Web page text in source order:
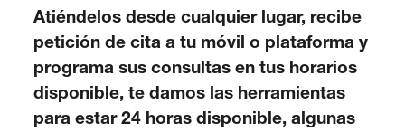
Atiéndelos desde cualquier lugar, recibe
petición de cita a tu móvil o plataforma y
programa sus consultas en tus horarios
disponible, te damos las herramientas
para estar 24 horas disponible, algunas